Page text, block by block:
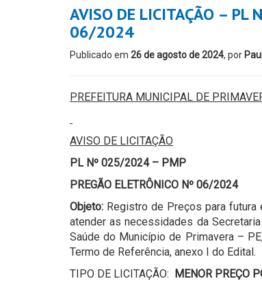
AVISO DE LICITAÇÃO – PL
06/2024
Publicado em 26 de agosto de 2024, por
PREFEITURA MUNICIPAL DE
AVISO DE LICITAÇÃO
PL Nº 025/2024 – PMP
PREGÃO ELETRÔNICO Nº 06/2024
Objeto: Registro de Preços para
atender as necessidades da
Saúde do Município de Primavera –
Termo de Referência, anexo I do Edital.
TIPO DE LICITAÇÃO:
MENOR PREÇO